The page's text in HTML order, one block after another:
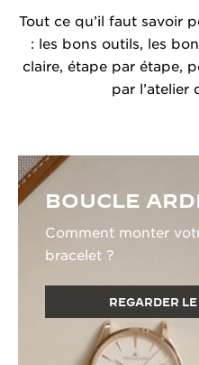
Tout ce qu’il faut savoir
: les bons outils, les
claire, étape par étape,
par l’atelier
BOUCLE
Comment monter
bracelet ?
REGARDER